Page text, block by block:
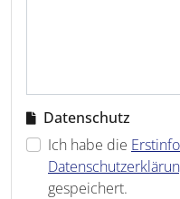
Datenschutz
Ich habe die
gespeichert.